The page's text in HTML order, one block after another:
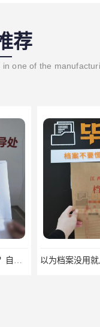
荐
one of the
以为档案没用就从来没管过，现在要用档案该怎么办？